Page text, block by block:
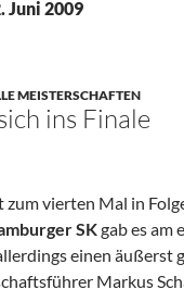
Juni 2009
MEISTERSCHAFTEN
ins Finale
vierten Mal in
SKgab es am
einen äußerst
Markus